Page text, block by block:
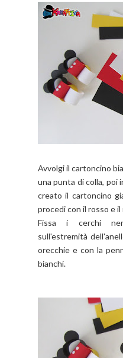
Avvolgi il cartoncino
una punta di colla, poi
creato il cartoncino
procedi con il rosso e il
Fissa i cerchi
sull'estremità
orecchie e con la
bianchi.